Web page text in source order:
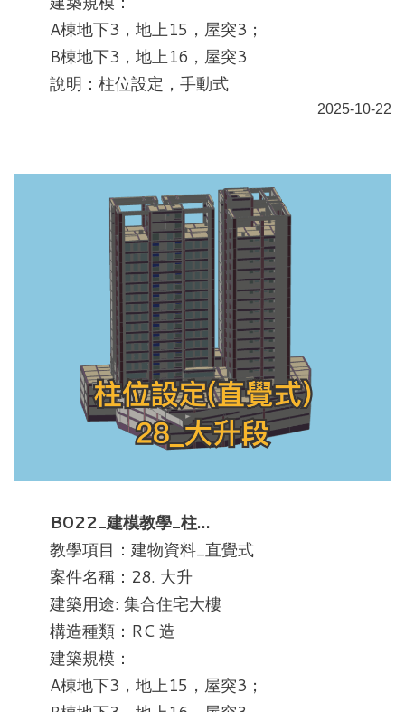
A棟地下3，地上15，屋突3；
B棟地下3，地上16，屋突3
說明：柱位設定，手動式
2025-10-22
B022_建模教學_柱…
教學項目：建物資料_直覺式
案件名稱：28. 大升
建築用途: 集合住宅大樓
構造種類：RC 造
建築規模：
A棟地下3，地上15，屋突3；